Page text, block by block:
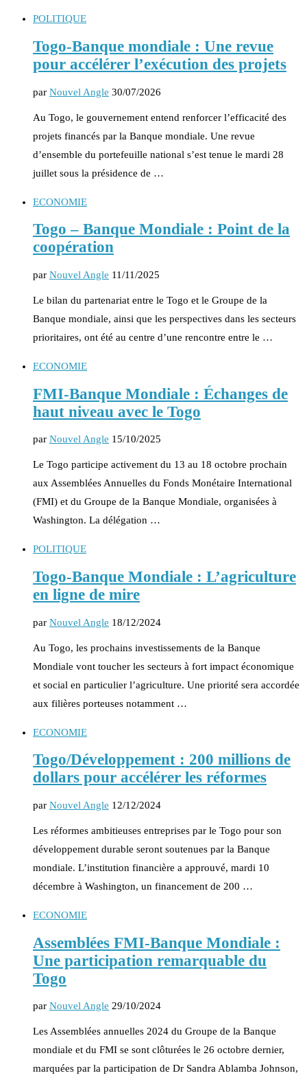
POLITIQUE
Togo-Banque mondiale : Une revue
pour accélérer l’exécution des projets
par Nouvel Angle 30/07/2026
Au Togo, le gouvernement entend renforcer l’efficacité des
projets financés par la Banque mondiale. Une revue
d’ensemble du portefeuille national s’est tenue le mardi 28
juillet sous la présidence de …
ECONOMIE
Togo – Banque Mondiale : Point de la
coopération
par Nouvel Angle 11/11/2025
Le bilan du partenariat entre le Togo et le Groupe de la
Banque mondiale, ainsi que les perspectives dans les secteurs
prioritaires, ont été au centre d’une rencontre entre le …
ECONOMIE
FMI-Banque Mondiale : Échanges de
haut niveau avec le Togo
par Nouvel Angle 15/10/2025
Le Togo participe activement du 13 au 18 octobre prochain
aux Assemblées Annuelles du Fonds Monétaire International
(FMI) et du Groupe de la Banque Mondiale, organisées à
Washington. La délégation …
POLITIQUE
Togo-Banque Mondiale : L’agriculture
en ligne de mire
par Nouvel Angle 18/12/2024
Au Togo, les prochains investissements de la Banque
Mondiale vont toucher les secteurs à fort impact économique
et social en particulier l’agriculture. Une priorité sera accordée
aux filières porteuses notamment …
ECONOMIE
Togo/Développement : 200 millions de
dollars pour accélérer les réformes
par Nouvel Angle 12/12/2024
Les réformes ambitieuses entreprises par le Togo pour son
développement durable seront soutenues par la Banque
mondiale. L’institution financière a approuvé, mardi 10
décembre à Washington, un financement de 200 …
ECONOMIE
Assemblées FMI-Banque Mondiale :
Une participation remarquable du
Togo
par Nouvel Angle 29/10/2024
Les Assemblées annuelles 2024 du Groupe de la Banque
mondiale et du FMI se sont clôturées le 26 octobre dernier,
marquées par la participation de Dr Sandra Ablamba Johnson,